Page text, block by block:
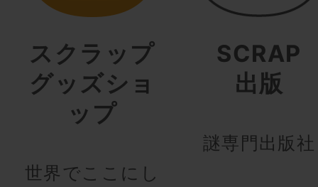
スクラップ
グッズショ
ップ
世界でここにし
SCRAP
出版
謎専門出版社